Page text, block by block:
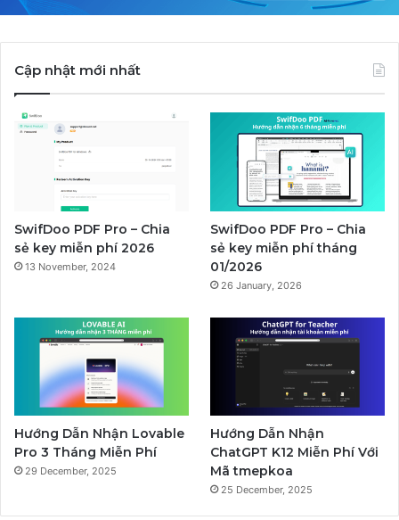
Cập nhật mới nhất
SwifDoo PDF Pro – Chia
sẻ key miễn phí 2026
13 November, 2024
SwifDoo PDF Pro – Chia
sẻ key miễn phí tháng
01/2026
26 January, 2026
Hướng Dẫn Nhận Lovable
Pro 3 Tháng Miễn Phí
29 December, 2025
Hướng Dẫn Nhận
ChatGPT K12 Miễn Phí Với
Mã tmepkoa
25 December, 2025